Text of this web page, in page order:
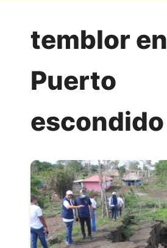
temblor en
Puerto
escondido